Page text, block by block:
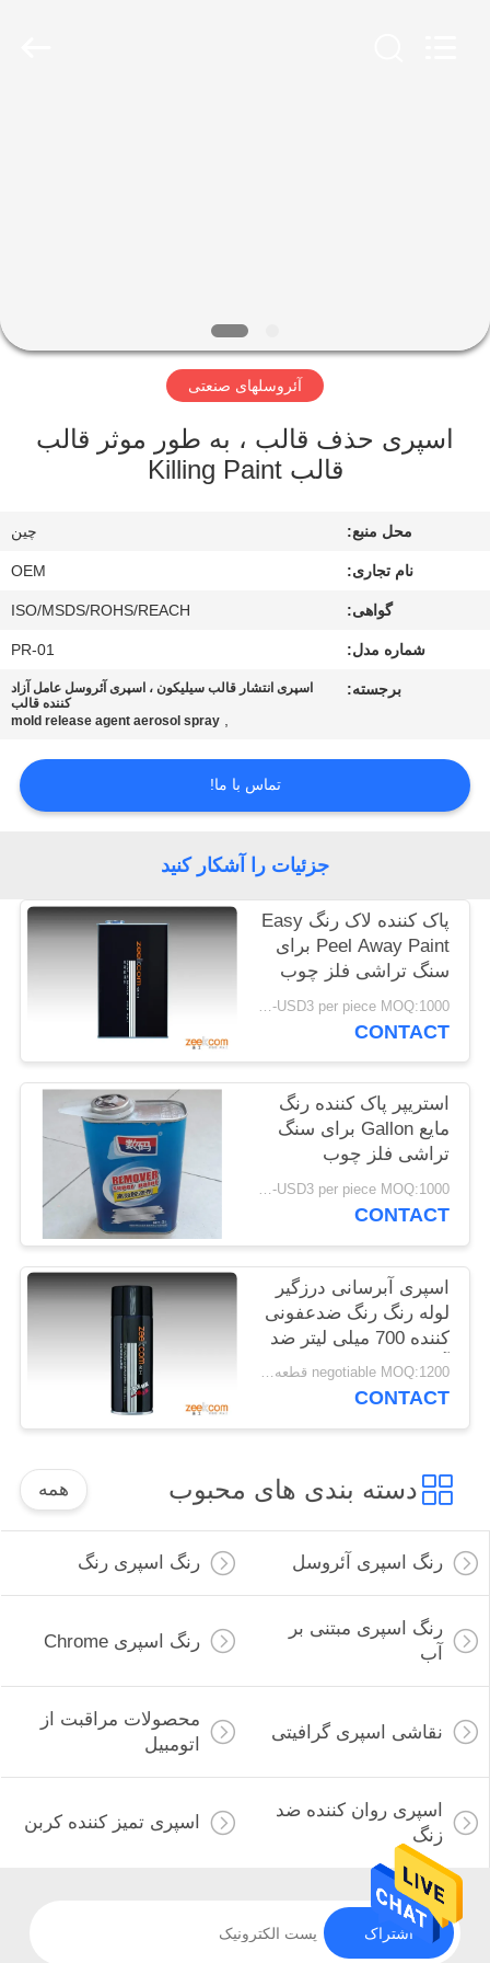
تور
تماس
درخواست
نقل
نقشه
سایت
PRIVACY
POLICY
آئروسلهای صنعتی
اسپری حذف قالب ، به طور موثر قالب
قالب Killing Paint
محل منبع: چین
نام تجاری: OEM
گواهی: ISO/MSDS/ROHS/REACH
شماره مدل: PR-01
برجسته:
اسپری انتشار قالب سیلیکون ، اسپری آئروسل عامل آزاد
کننده قالب
,
mold release agent aerosol spray
تماس با ما!
جزئیات را آشکار کنید
پاک کننده لاک رنگ Easy
Peel Away Paint برای
سنگ تراشی فلز چوب
FOB Hongkong USD1-USD3 per piece MOQ:1000 عدد
CONTACT
استریپر پاک کننده رنگ
مایع Gallon برای سنگ
تراشی فلز چوب
FOB Hongkong USD1-USD3 per piece MOQ:1000 عدد
CONTACT
اسپری آبرسانی درزگیر
لوله رنگ رنگ ضدعفونی
کننده 700 میلی لیتر ضد
آب
negotiable MOQ:1200 قطعه / 100 عدد برای هر رنگ
CONTACT
دسته بندی های محبوب همه
رنگ اسپری آئروسل رنگ اسپری رنگ
رنگ اسپری مبتنی بر
آب
رنگ اسپری Chrome
نقاشی اسپری گرافیتی
محصولات مراقبت از
اتومبیل
اسپری روان کننده ضد
زنگ
اسپری تمیز کننده کربن
اشتراک